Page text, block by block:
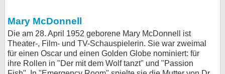
Mary McDonnell
Die am 28. April 1952 geborene Mary McDonnell ist
Theater-, Film- und TV-Schauspielerin. Sie war zweimal
für einen Oscar und einen Golden Globe nominiert: für
ihre Rollen in "Der mit dem Wolf tanzt" und "Passion
Impressum
Desktop-Ansicht